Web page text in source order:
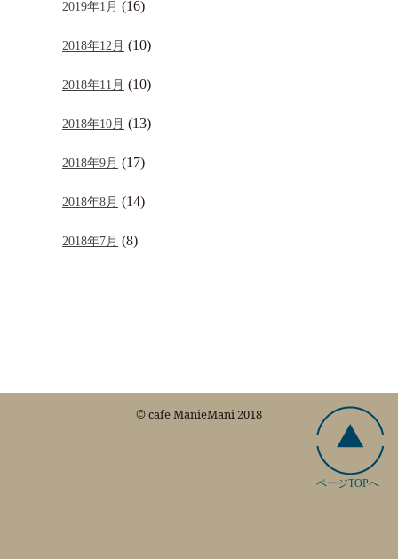
2019年1月 (16)
2018年12月 (10)
2018年11月 (10)
2018年10月 (13)
2018年9月 (17)
2018年8月 (14)
2018年7月 (8)
ページTOPへ
© cafe ManieMani 2018